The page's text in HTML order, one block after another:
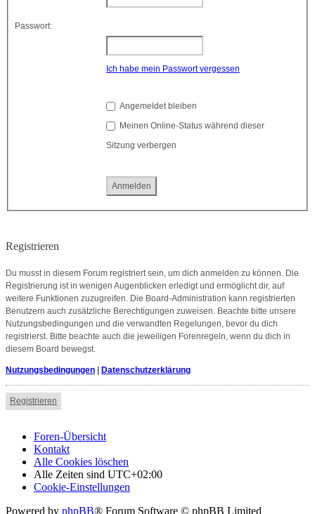
Passwort:
Ich habe mein Passwort vergessen
Angemeldet bleiben
Meinen Online-Status während dieser
Sitzung verbergen
Registrieren
Du musst in diesem Forum registriert sein, um dich anmelden zu können. Die
Registrierung ist in wenigen Augenblicken erledigt und ermöglicht dir, auf
weitere Funktionen zuzugreifen. Die Board-Administration kann registrierten
Benutzern auch zusätzliche Berechtigungen zuweisen. Beachte bitte unsere
Nutzungsbedingungen und die verwandten Regelungen, bevor du dich
registrierst. Bitte beachte auch die jeweiligen Forenregeln, wenn du dich in
diesem Board bewegst.
Nutzungsbedingungen | Datenschutzerklärung
Registrieren
Foren-Übersicht
Kontakt
Alle Cookies löschen
Alle Zeiten sind UTC+02:00
Cookie-Einstellungen
Powered by phpBB® Forum Software © phpBB Limited